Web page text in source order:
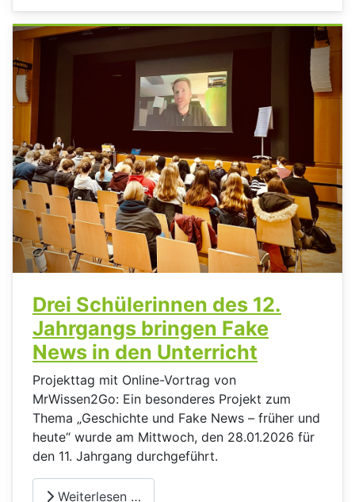
Drei Schülerinnen des 12.
Jahrgangs bringen Fake
News in den Unterricht
Projekttag mit Online-Vortrag von
MrWissen2Go: Ein besonderes Projekt zum
Thema „Geschichte und Fake News – früher und
heute“ wurde am Mittwoch, den 28.01.2026 für
den 11. Jahrgang durchgeführt.
Weiterlesen …